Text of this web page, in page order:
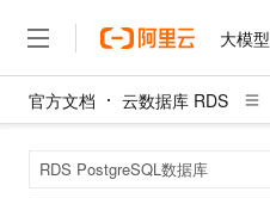
大模型
官方文档 云数据库 RDS
RDS PostgreSQL数据库
添加DuckDB只读实例
如何使用DuckDB加速查询
DuckDB性能测试
Supabase
大模型
产品
解决方案
权益
定价
云市场
伙伴
服务
了解阿里云